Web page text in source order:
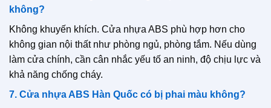
không?
Không khuyến khích. Cửa nhựa ABS phù hợp hơn cho
không gian nội thất như phòng ngủ, phòng tắm. Nếu dùng
làm cửa chính, cần cân nhắc yếu tố an ninh, độ chịu lực và
khả năng chống cháy.
7. Cửa nhựa ABS Hàn Quốc có bị phai màu không?